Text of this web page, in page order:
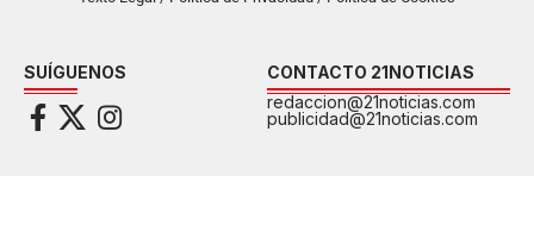
SUÍGUENOS
CONTACTO 21NOTICIAS
redaccion@21noticias.com
publicidad@21noticias.com